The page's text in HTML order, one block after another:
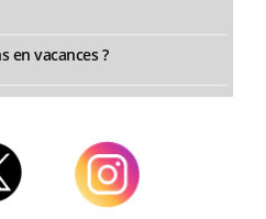
en vacances ?